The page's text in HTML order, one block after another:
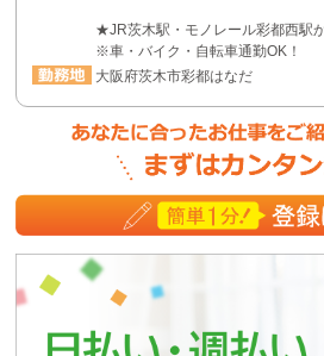
★JR茨木駅・モノレール彩都西駅
※車・バイク・自転車通勤OK！
大阪府茨木市彩都はなだ